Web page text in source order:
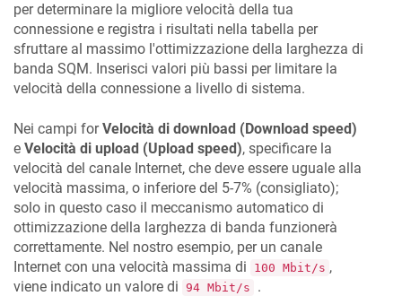
per determinare la migliore velocità della tua
connessione e registra i risultati nella tabella per
sfruttare al massimo l'ottimizzazione della larghezza di
banda SQM. Inserisci valori più bassi per limitare la
velocità della connessione a livello di sistema.
Nei campi forVelocità di download (Download speed)
e Velocità di upload (Upload speed), specificare la
velocità del canale Internet, che deve essere uguale alla
velocità massima, o inferiore del 5-7% (consigliato);
solo in questo caso il meccanismo automatico di
ottimizzazione della larghezza di banda funzionerà
correttamente. Nel nostro esempio, per un canale
Internet con una velocità massima di
100 Mbit/s ,
viene indicato un valore di 94 Mbit/s .